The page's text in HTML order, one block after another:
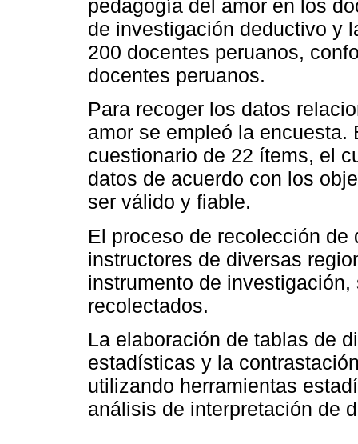
pedagogía del amor en los
de investigación deductivo y
200 docentes peruanos,
docentes peruanos.
Para recoger los datos
amor se empleó la
cuestionario de 22 ítems, el
datos de acuerdo con los
ser válido y fiable.
El proceso de recolección
instructores de diversas
instrumento de
recolectados.
La elaboración de tablas de
estadísticas y la
utilizando herramientas
análisis de interpretación de